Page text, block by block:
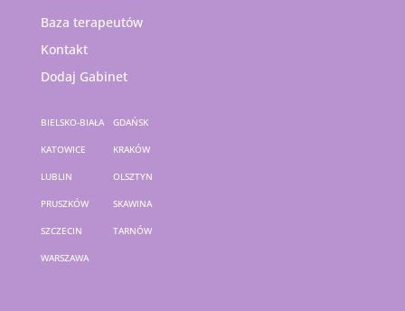
Baza terapeutów
Kontakt
Dodaj Gabinet
BIELSKO-BIAŁA GDAŃSK
KATOWICE KRAKÓW
LUBLIN OLSZTYN
PRUSZKÓW SKAWINA
SZCZECIN TARNÓW
WARSZAWA